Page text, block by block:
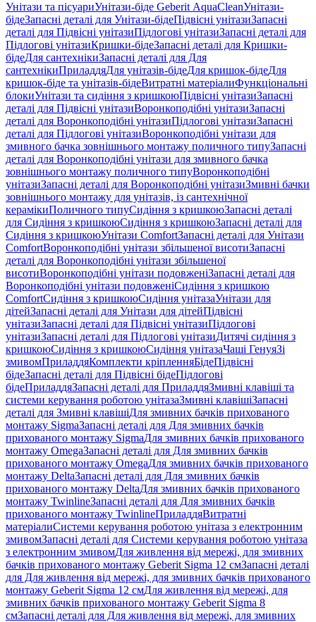
Унітази та пісуариУнітази-біде Geberit AquaCleanУнітази-
бідеЗапасні деталі для Унітази-бідеПідвісні унітазиЗапасні
деталі для Підвісні унітазиПідлогові унітазиЗапасні деталі для
Підлогові унітазиКришки-бідеЗапасні деталі для Кришки-
бідеДля сантехнікиЗапасні деталі для Для
сантехнікиПриладдяДля унітазів-бідеДля кришок-бідеДля
кришок-біде та унітазів-бідеВитратні матеріалиФункціональні
блокиУнітази та сидіння з кришкоюПідвісні унітазиЗапасні
деталі для Підвісні унітазиВоронкоподібні унітазиЗапасні
деталі для Воронкоподібні унітазиПідлогові унітазиЗапасні
деталі для Підлогові унітазиВоронкоподібні унітази для
змивного бачка зовнішнього монтажу поличного типуЗапасні
деталі для Воронкоподібні унітази для змивного бачка
зовнішнього монтажу поличного типуВоронкоподібні
унітазиЗапасні деталі для Воронкоподібні унітазиЗмивні бачки
зовнішнього монтажу для унітазів, із сантехнічної
керамікиПоличного типуСидіння з кришкоюЗапасні деталі
для Сидіння з кришкоюСидіння з кришкоюЗапасні деталі для
Сидіння з кришкоюУнітази ComfortЗапасні деталі для Унітази
ComfortВоронкоподібні унітази збільшеної висотиЗапасні
деталі для Воронкоподібні унітази збільшеної
висотиВоронкоподібні унітази подовженіЗапасні деталі для
Воронкоподібні унітази подовженіСидіння з кришкою
ComfortСидіння з кришкоюСидіння унітазаУнітази для
дітейЗапасні деталі для Унітази для дітейПідвісні
унітазиЗапасні деталі для Підвісні унітазиПідлогові
унітазиЗапасні деталі для Підлогові унітазиДитячі сидіння з
кришкоюСидіння з кришкоюСидіння унітазаЧаші ГенуяЗі
змивомПриладдяКомплекти кріпленняБідеПідвісні
бідеЗапасні деталі для Підвісні бідеПідлогові
бідеПриладдяЗапасні деталі для ПриладдяЗмивні клавіші та
системи керування роботою унітазаЗмивні клавішіЗапасні
деталі для Змивні клавішіДля змивних бачків прихованого
монтажу SigmaЗапасні деталі для Для змивних бачків
прихованого монтажу SigmaДля змивних бачків прихованого
монтажу OmegaЗапасні деталі для Для змивних бачків
прихованого монтажу OmegaДля змивних бачків прихованого
монтажу DeltaЗапасні деталі для Для змивних бачків
прихованого монтажу DeltaДля змивних бачків прихованого
монтажу TwinlineЗапасні деталі для Для змивних бачків
прихованого монтажу TwinlineПриладдяВитратні
матеріалиСистеми керування роботою унітаза з електронним
змивомЗапасні деталі для Системи керування роботою унітаза
з електронним змивомДля живлення від мережі, для змивних
бачків прихованого монтажу Geberit Sigma 12 смЗапасні деталі
для Для живлення від мережі, для змивних бачків прихованого
монтажу Geberit Sigma 12 смДля живлення від мережі, для
змивних бачків прихованого монтажу Geberit Sigma 8
смЗапасні деталі для Для живлення від мережі, для змивних